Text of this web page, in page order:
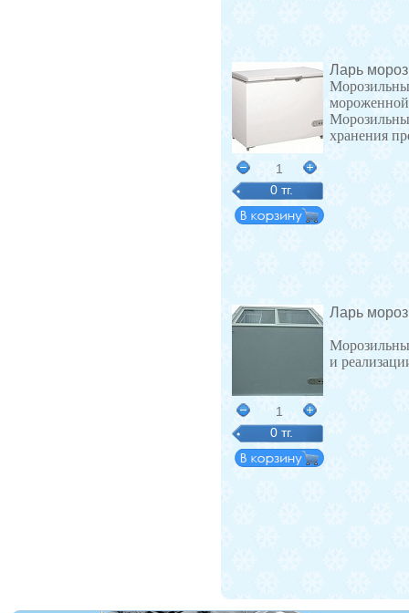
1
0 тг.
Ларь
хранения
1
0 тг.
Ларь
и